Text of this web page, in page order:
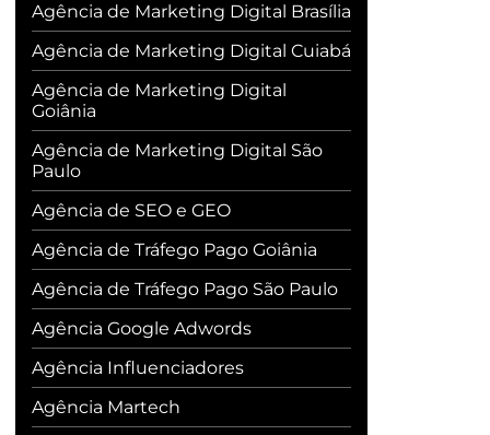
Agência de Marketing Digital Brasília
Agência de Marketing Digital Cuiabá
Agência de Marketing Digital
Goiânia
Agência de Marketing Digital São
Paulo
Agência de SEO e GEO
Agência de Tráfego Pago Goiânia
Agência de Tráfego Pago São Paulo
Agência Google Adwords
Agência Influenciadores
Agência Martech